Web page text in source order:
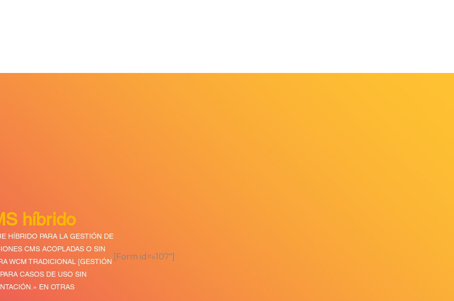
híbrido
HÍBRIDO PARA LA GESTIÓN DE
CMS ACOPLADAS O SIN
WCM TRADICIONAL [GESTIÓN
CASOS DE USO SIN
EN OTRAS
[Form id=»107″]